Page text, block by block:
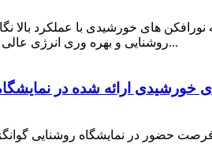
های خورشیدی با عملکرد بالا نگاه
روشنایی و بهره وری انرژی عالی طراحی شده است و آن را برای انواع مختلفی از...
ارائه شده در
خورشیدی، اخیراً فرصت حضور در نمایشگاه